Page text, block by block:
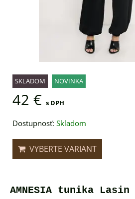
SKLADOM NOVINKA
42 € s DPH
Dostupnosť: Skladom
VYBERTE VARIANT
AMNESIA tunika